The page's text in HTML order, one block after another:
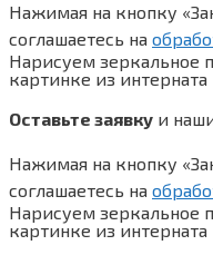
Нажимая на кнопку
соглашаетесь на
Нарисуем зеркальное
картинке из интерната
Оставьте заявку и
Нажимая на кнопку
соглашаетесь на
Нарисуем зеркальное
картинке из интерната